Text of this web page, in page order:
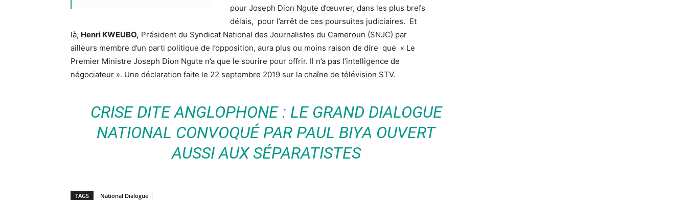
pour Joseph Dion Ngute d’œuvrer, dans les plus brefs
délais, pour l’arrêt de ces poursuites judiciaires. Et
là, Henri KWEUBO, Président du Syndicat National des Journalistes du Cameroun (SNJC) par
ailleurs membre d’un parti politique de l’opposition, aura plus ou moins raison de dire que « Le
Premier Ministre Joseph Dion Ngute n’a que le sourire pour offrir. Il n’a pas l’intelligence de
négociateur ». Une déclaration faite le 22 septembre 2019 sur la chaîne de télévision STV.
CRISE DITE ANGLOPHONE : LE GRAND DIALOGUE
NATIONAL CONVOQUÉ PAR PAUL BIYA OUVERT
AUSSI AUX SÉPARATISTES
TAGS National Dialogue